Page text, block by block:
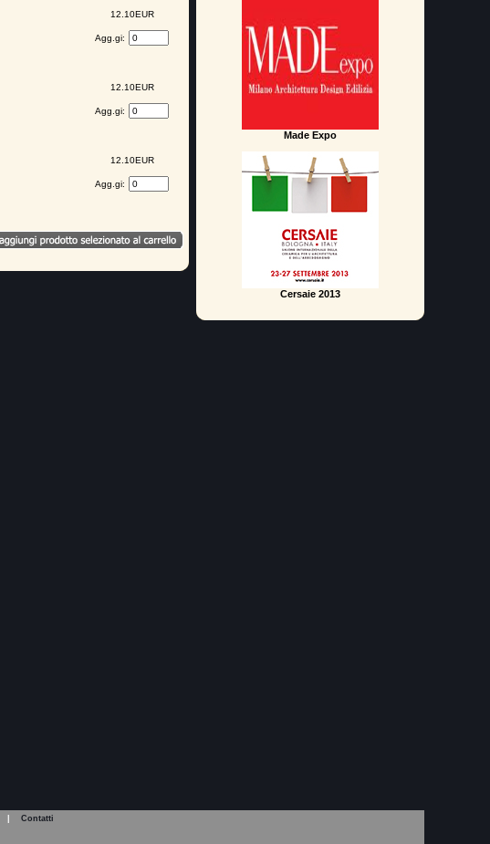
12.10EUR
Agg.gi:
12.10EUR
Agg.gi:
12.10EUR
Agg.gi:
Made Expo
Cersaie 2013
Contatti